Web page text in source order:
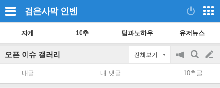
검은사막 인벤
자게 10추 팁과노하우 유저뉴스
오픈 이슈 갤러리 전체보기
공
지
on/off
검
색
글
쓰
내글 내 댓글 10추글